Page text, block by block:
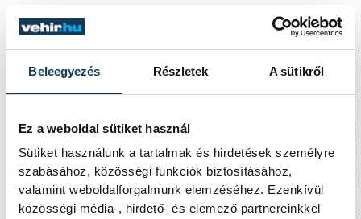
Beleegyezés Részletek A sütikről
Ez a weboldal sütiket használ
Sütiket használunk a tartalmak és hirdetések személyre
szabásához, közösségi funkciók biztosításához,
valamint weboldalforgalmunk elemzéséhez. Ezenkívül
közösségi média-, hirdető- és elemező partnereinkkel